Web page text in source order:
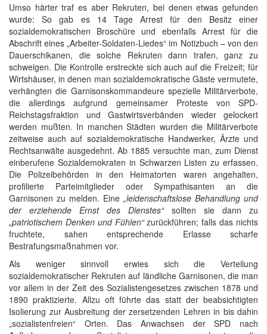
Umso härter traf es aber Rekruten, bei denen etwas gefunden
wurde: So gab es 14 Tage Arrest für den Besitz einer
sozialdemokratischen Broschüre und ebenfalls Arrest für die
Abschrift eines „Arbeiter-Soldaten-Liedes“ im Notizbuch – von den
Dauerschikanen, die solche Rekruten dann trafen, ganz zu
schweigen. Die Kontrolle erstreckte sich auch auf die Freizeit; für
Wirtshäuser, in denen man sozialdemokratische Gäste vermutete,
verhängten die Garnisonskommandeure spezielle Militärverbote,
die allerdings aufgrund gemeinsamer Proteste von SPD-
Reichstagsfraktion und Gastwirtsverbänden wieder gelockert
werden mußten. In manchen Städten wurden die Militärverbote
zeitweise auch auf sozialdemokratische Handwerker, Ärzte und
Rechtsanwälte ausgedehnt. Ab 1885 versuchte man, zum Dienst
einberufene Sozialdemokraten in Schwarzen Listen zu erfassen.
Die Polizeibehörden in den Heimatorten waren angehalten,
profilierte Parteimitglieder oder Sympathisanten an die
Garnisonen zu melden. Eine „leidenschaftslose Behandlung und
der erziehende Ernst des Dienstes“sollten sie dann zu
„patriotischem Denken und Fühlen“zurückführen; falls das nichts
fruchtete, sahen entsprechende Erlasse scharfe
Bestrafungsmaßnahmen vor.
Als weniger sinnvoll erwies sich die Verteilung
sozialdemokratischer Rekruten auf ländliche Garnisonen, die man
vor allem in der Zeit des Sozialistengesetzes zwischen 1878 und
1890 praktizierte. Allzu oft führte das statt der beabsichtigten
Isolierung zur Ausbreitung der zersetzenden Lehren in bis dahin
„sozialistenfreien“ Orten. Das Anwachsen der SPD nach